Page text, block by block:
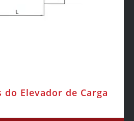
do Elevador de Carga